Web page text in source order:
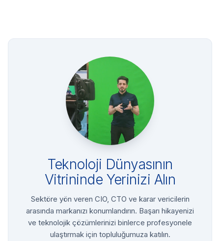
Teknoloji Dünyasının
Vitrininde Yerinizi Alın
Sektöre yön veren CIO, CTO ve karar vericilerin
arasında markanızı konumlandırın. Başarı hikayenizi
ve teknolojik çözümlerinizi binlerce profesyonele
ulaştırmak için topluluğumuza katılın.